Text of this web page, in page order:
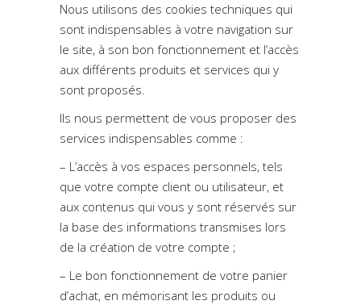
Nous utilisons des cookies techniques qui
sont indispensables à votre navigation sur
le site, à son bon fonctionnement et l’accès
aux différents produits et services qui y
sont proposés.
Ils nous permettent de vous proposer des
services indispensables comme :
– L’accès à vos espaces personnels, tels
que votre compte client ou utilisateur, et
aux contenus qui vous y sont réservés sur
la base des informations transmises lors
de la création de votre compte ;
– Le bon fonctionnement de votre panier
d’achat, en mémorisant les produits ou